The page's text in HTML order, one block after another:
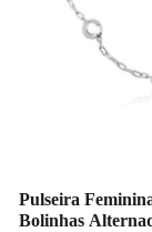
Pulseira
Bolinhas